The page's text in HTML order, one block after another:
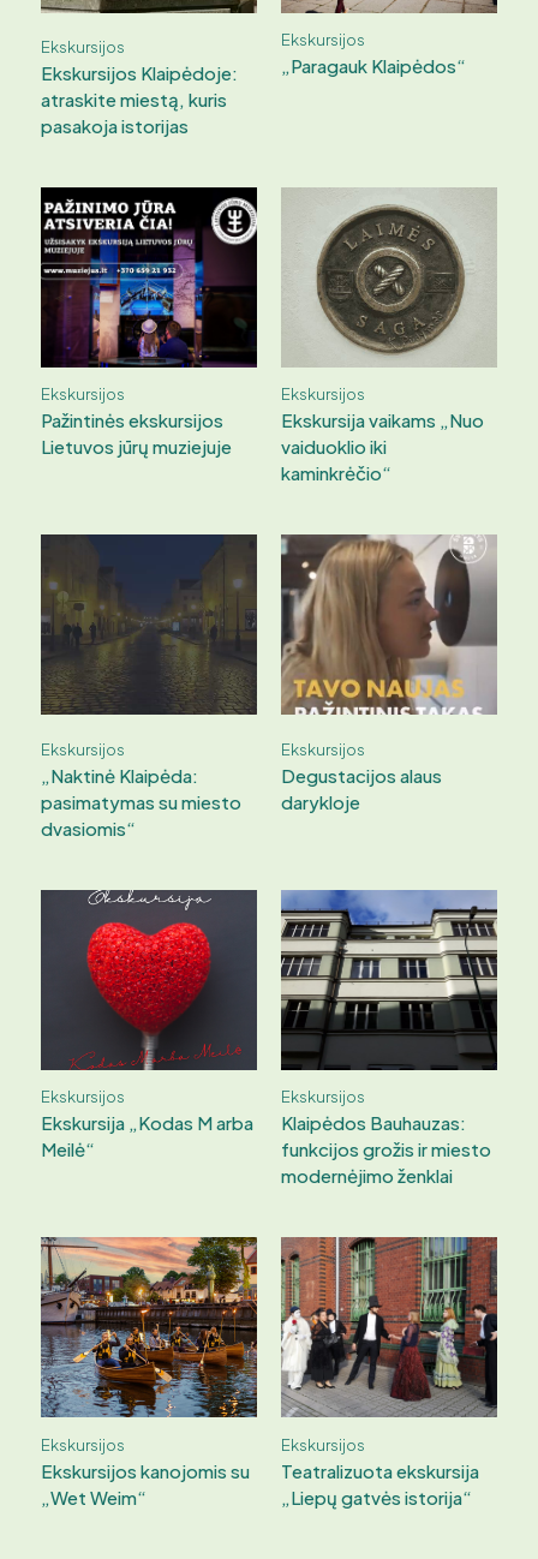
Ekskursijos
Ekskursijos Klaipėdoje:
atraskite miestą, kuris
pasakoja istorijas
Ekskursijos
„Paragauk Klaipėdos“
Ekskursijos
Pažintinės ekskursijos
Lietuvos jūrų muziejuje
Ekskursijos
Ekskursija vaikams „Nuo
vaiduoklio iki
kaminkrėčio“
Ekskursijos
„Naktinė Klaipėda:
pasimatymas su miesto
dvasiomis“
Ekskursijos
Degustacijos alaus
darykloje
Ekskursijos
Ekskursija „Kodas M arba
Meilė“
Ekskursijos
Klaipėdos Bauhauzas:
funkcijos grožis ir miesto
modernėjimo ženklai
Ekskursijos
Ekskursijos kanojomis su
„Wet Weim“
Ekskursijos
Teatralizuota ekskursija
„Liepų gatvės istorija“